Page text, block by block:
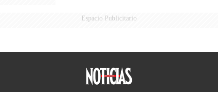
Espacio Publicitario